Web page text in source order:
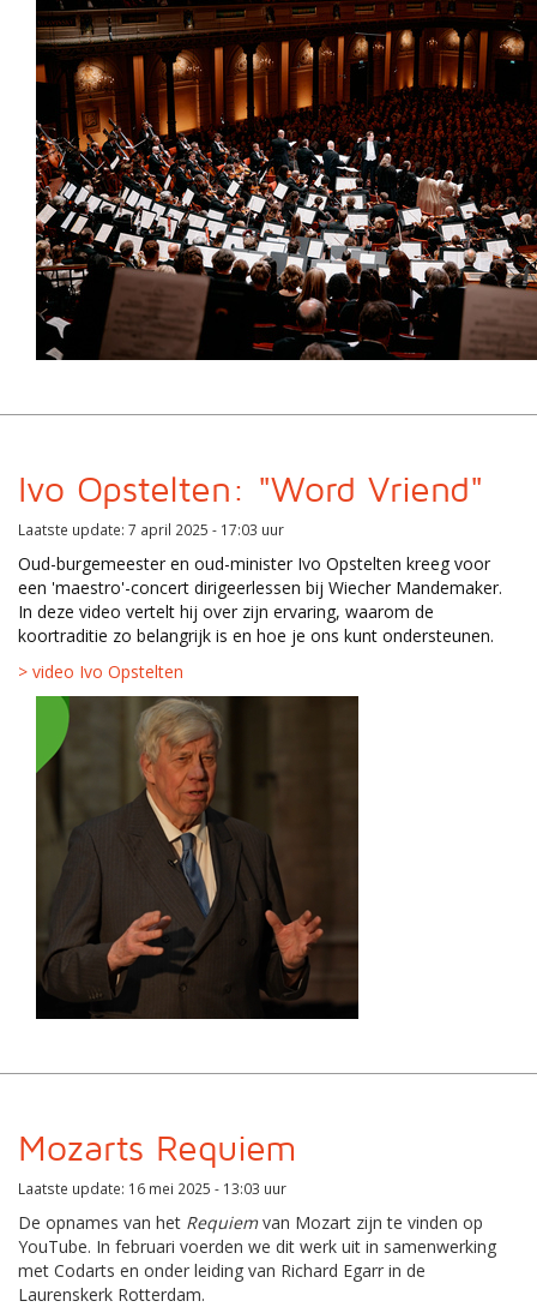
Ivo Opstelten: "Word Vriend"
Laatste update: 7 april 2025 - 17:03 uur
Oud-burgemeester en oud-minister Ivo Opstelten kreeg voor
een 'maestro'-concert dirigeerlessen bij Wiecher Mandemaker.
In deze video vertelt hij over zijn ervaring, waarom de
koortraditie zo belangrijk is en hoe je ons kunt ondersteunen.
> video Ivo Opstelten
Mozarts Requiem
Laatste update: 16 mei 2025 - 13:03 uur
De opnames van het Requiemvan Mozart zijn te vinden op
YouTube. In februari voerden we dit werk uit in samenwerking
met Codarts en onder leiding van Richard Egarr in de
Laurenskerk Rotterdam.